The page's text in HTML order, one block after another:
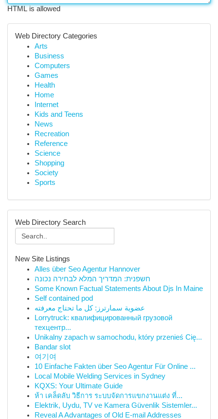
HTML is allowed
Web Directory Categories
Arts
Business
Computers
Games
Health
Home
Internet
Kids and Teens
News
Recreation
Reference
Science
Shopping
Society
Sports
Web Directory Search
New Site Listings
Alles über Seo Agentur Hannover
חשפנית: המדריך המלא לבחירה נכונה
Some Known Factual Statements About Djs In Maine
Self contained pod
عضوية سمارترز: كل ما تحتاج معرفته
Lorrytruck: квалифицированный грузовой
техцентр...
Unikalny zapach w samochodu, który przenieś Cię...
Bandar slot
여기여
10 Einfache Fakten über Seo Agentur Für Online ...
Local Mobile Welding Services in Sydney
KQXS: Your Ultimate Guide
ห้า เคล็ดลับ วิธีการ ระบบจัดการแขกงานแต่ง ที่...
Elektrik, Uydu, TV ve Kamera Güvenlik Sistemler...
Reveal A Advantages of Old E-mail Addresses